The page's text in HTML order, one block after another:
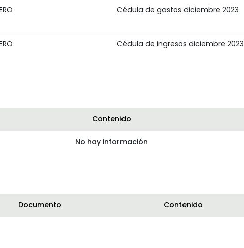
Cédula de gastos diciembre 2023
Cédula de ingresos diciembre 2023
Contenido
No hay información
Documento Contenido